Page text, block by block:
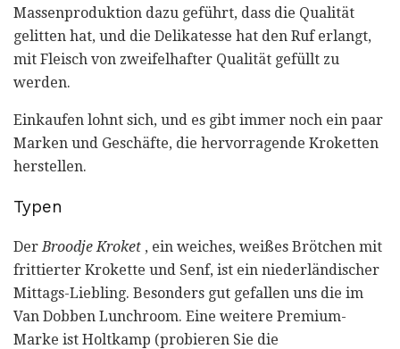
Massenproduktion dazu geführt, dass die Qualität
gelitten hat, und die Delikatesse hat den Ruf erlangt,
mit Fleisch von zweifelhafter Qualität gefüllt zu
werden.
Einkaufen lohnt sich, und es gibt immer noch ein paar
Marken und Geschäfte, die hervorragende Kroketten
herstellen.
Typen
Der Broodje Kroket , ein weiches, weißes Brötchen mit
frittierter Krokette und Senf, ist ein niederländischer
Mittags-Liebling. Besonders gut gefallen uns die im
Van Dobben Lunchroom. Eine weitere Premium-
Marke ist Holtkamp (probieren Sie die